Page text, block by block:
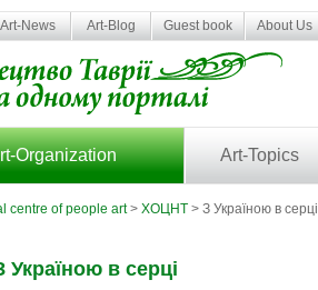
Art-News Art-Blog Guest book About Us
Organization Art-Topics
centre of people art> ХОЦНТ > З Україною в серці
Україною в серці